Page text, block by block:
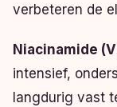
verbeteren de
Niacinamide
intensief,
langdurig vast